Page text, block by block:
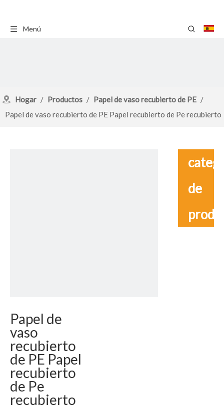
Menú
Hogar / Productos / Papel de vaso recubierto de PE /
Papel de vaso recubierto de PE Papel recubierto de Pe recubierto
Papel de
vaso
recubierto
de PE Papel
recubierto
de Pe
recubierto
de